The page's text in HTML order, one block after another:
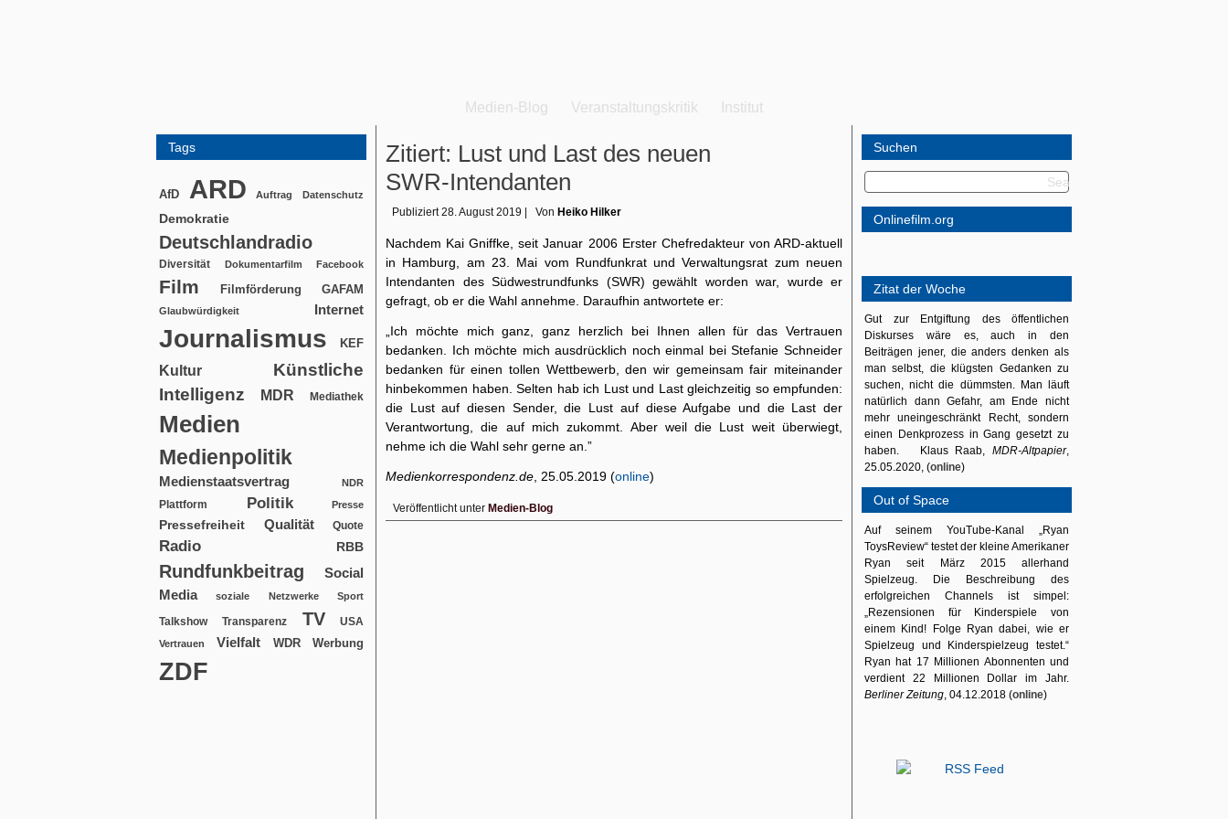
Medien-Blog Veranstaltungskritik Institut
Tags
AfD ARD Auftrag Datenschutz
Demokratie
Deutschlandradio
Diversität Dokumentarfilm Facebook
Film Filmförderung GAFAM
Glaubwürdigkeit Internet
Journalismus KEF
Kultur
Künstliche
Intelligenz
MDR Mediathek
Medien
Medienpolitik
Medienstaatsvertrag NDR
Plattform Politik Presse
Pressefreiheit Qualität Quote
Radio RBB
Rundfunkbeitrag
Social
Media
soziale Netzwerke Sport
Talkshow Transparenz TV USA
Vertrauen Vielfalt WDR Werbung
ZDF
Zitiert: Lust und Last des neuen
SWR‑Intendanten
Publiziert 28. August 2019 Von Heiko Hilker
Nachdem Kai Gniffke, seit Januar 2006 Erster Chefredakteur von ARD-aktuell
in Hamburg, am 23. Mai vom Rundfunkrat und Verwaltungsrat zum neuen
Intendanten des Südwestrundfunks (SWR) gewählt worden war, wurde er
gefragt, ob er die Wahl annehme. Daraufhin antwortete er:
„Ich möchte mich ganz, ganz herzlich bei Ihnen allen für das Vertrauen
bedanken. Ich möchte mich ausdrücklich noch einmal bei Stefanie Schneider
bedanken für einen tollen Wettbewerb, den wir gemeinsam fair miteinander
hinbekommen haben. Selten hab ich Lust und Last gleichzeitig so empfunden:
die Lust auf diesen Sender, die Lust auf diese Aufgabe und die Last der
Verantwortung, die auf mich zukommt. Aber weil die Lust weit überwiegt,
nehme ich die Wahl sehr gerne an.”
Medienkorrespondenz.de , 25.05.2019 (online)
Veröffentlicht unter Medien-Blog
Suchen
Onlinefilm.org
Zitat der Woche
Gut zur Entgiftung des öffentlichen
Diskurses wäre es, auch in den
Beiträgen jener, die anders denken als
man selbst, die klügsten Gedanken zu
suchen, nicht die dümmsten. Man läuft
natürlich dann Gefahr, am Ende nicht
mehr uneingeschränkt Recht, sondern
einen Denkprozess in Gang gesetzt zu
haben. Klaus Raab, MDR-Altpapier,
25.05.2020, (online)
Out of Space
Auf seinem YouTube-Kanal „Ryan
ToysReview“ testet der kleine Amerikaner
Ryan seit März 2015 allerhand
Spielzeug. Die Beschreibung des
erfolgreichen Channels ist simpel:
„Rezensionen für Kinderspiele von
einem Kind! Folge Ryan dabei, wie er
Spielzeug und Kinderspielzeug testet.“
Ryan hat 17 Millionen Abonnenten und
verdient 22 Millionen Dollar im Jahr.
Berliner Zeitung, 04.12.2018 (online)